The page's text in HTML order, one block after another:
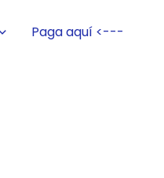
Paga aquí <---